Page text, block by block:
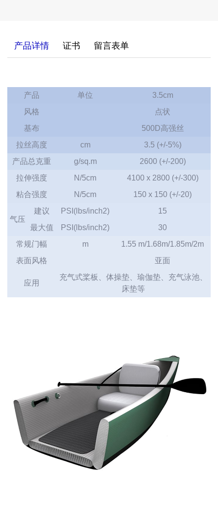
产品详情 证书 留言表单
产品 单位
3.5cm
风格
点状
基布
500D高强丝
拉丝高度
cm
3.5 (+/-5%)
产品总克重
g/sq.m
2600 (+/-200)
拉伸强度
N/5cm
4100 x 2800 (+/-300)
粘合强度
N/5cm 150 x 150 (+/-20)
气压
建议 PSI(lbs/inch2)
15
最大值
PSI(lbs/inch2)
30
常规门幅
m
1.55 m/1.68m/1.85m/2m
表面风格
亚面
应用
充气式桨板、体操垫、瑜伽垫、充气泳池、
床垫等